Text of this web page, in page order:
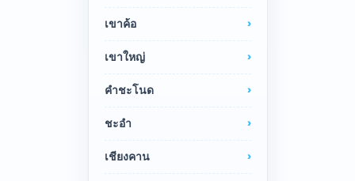
เขาค้อ
เขาใหญ่
คำชะโนด
ชะอำ
เชียงคาน